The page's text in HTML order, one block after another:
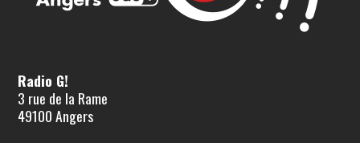
Radio G!
3 rue de la Rame
49100 Angers